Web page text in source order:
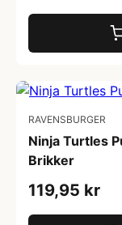
RAVENSBURGER
Ninja Turtles
Brikker
119,95 kr